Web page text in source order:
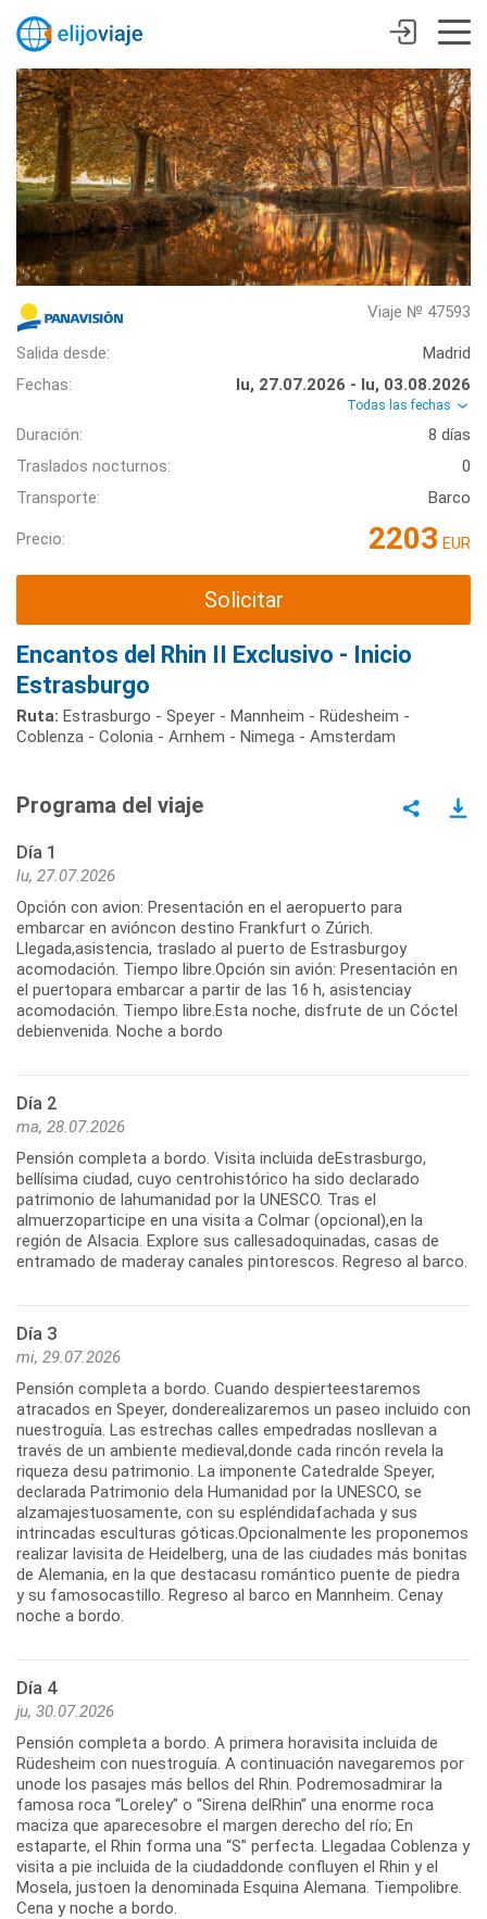
Viaje № 47593
Salida desde:
Madrid
Fechas:
lu, 27.07.2026 - lu, 03.08.2026
Todas las fechas
Duración:
8 días
Traslados nocturnos:
0
Transporte:
Barco
Precio: 2203 EUR
Solicitar
Encantos del Rhin II Exclusivo - Inicio
Estrasburgo
Ruta: Estrasburgo - Speyer - Mannheim - Rüdesheim -
Coblenza - Colonia - Arnhem - Nimega - Amsterdam
Programa del viaje
Día 1
lu, 27.07.2026
Opción con avion: Presentación en el aeropuerto para
embarcar en avióncon destino Frankfurt o Zúrich.
Llegada,asistencia, traslado al puerto de Estrasburgoy
acomodación. Tiempo libre.Opción sin avión: Presentación en
el puertopara embarcar a partir de las 16 h, asistenciay
acomodación. Tiempo libre.Esta noche, disfrute de un Cóctel
debienvenida. Noche a bordo
Día 2
ma, 28.07.2026
Pensión completa a bordo. Visita incluida deEstrasburgo,
bellísima ciudad, cuyo centrohistórico ha sido declarado
patrimonio de lahumanidad por la UNESCO. Tras el
almuerzoparticipe en una visita a Colmar (opcional),en la
región de Alsacia. Explore sus callesadoquinadas, casas de
entramado de maderay canales pintorescos. Regreso al barco.
Día 3
mi, 29.07.2026
Pensión completa a bordo. Cuando despierteestaremos
atracados en Speyer, donderealizaremos un paseo incluido con
nuestroguía. Las estrechas calles empedradas nosllevan a
través de un ambiente medieval,donde cada rincón revela la
riqueza desu patrimonio. La imponente Catedralde Speyer,
declarada Patrimonio dela Humanidad por la UNESCO, se
alzamajestuosamente, con su espléndidafachada y sus
intrincadas esculturas góticas.Opcionalmente les proponemos
realizar lavisita de Heidelberg, una de las ciudades más bonitas
de Alemania, en la que destacasu romántico puente de piedra
y su famosocastillo. Regreso al barco en Mannheim. Cenay
noche a bordo.
Día 4
ju, 30.07.2026
Pensión completa a bordo. A primera horavisita incluida de
Rüdesheim con nuestroguía. A continuación navegaremos por
unode los pasajes más bellos del Rhin. Podremosadmirar la
famosa roca “Loreley” o “Sirena delRhin” una enorme roca
maciza que aparecesobre el margen derecho del río; En
estaparte, el Rhin forma una “S” perfecta. Llegadaa Coblenza y
visita a pie incluida de la ciudaddonde confluyen el Rhin y el
Mosela, justoen la denominada Esquina Alemana. Tiempolibre.
Cena y noche a bordo.